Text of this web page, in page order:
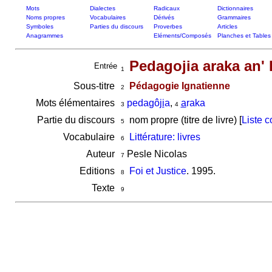
Mots Dialectes Radicaux
Dictionnaires
Noms propres
Vocabulaires Dérivés
Grammaires
Symboles
Parties du discours Proverbes
Articles
Anagrammes
Eléments/Composés Planches et Tables
Entrée 1 Pedagojia araka an'
Sous-titre 2
Pédagogie Ignatienne
Mots élémentaires
3 pedagôjia, 4 araka
Partie du discours
5nom propre (titre de livre) [Liste
Vocabulaire
6
Littérature: livres
Auteur
7
Pesle Nicolas
Editions
8 Foi et Justice. 1995.
Texte
9